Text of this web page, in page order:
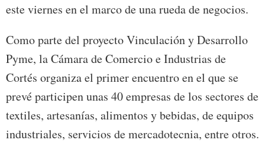
este viernes en el marco de una rueda de negocios.
Como parte del proyecto Vinculación y Desarrollo
Pyme, la Cámara de Comercio e Industrias de
Cortés organiza el primer encuentro en el que se
prevé participen unas 40 empresas de los sectores de
textiles, artesanías, alimentos y bebidas, de equipos
industriales, servicios de mercadotecnia, entre otros.